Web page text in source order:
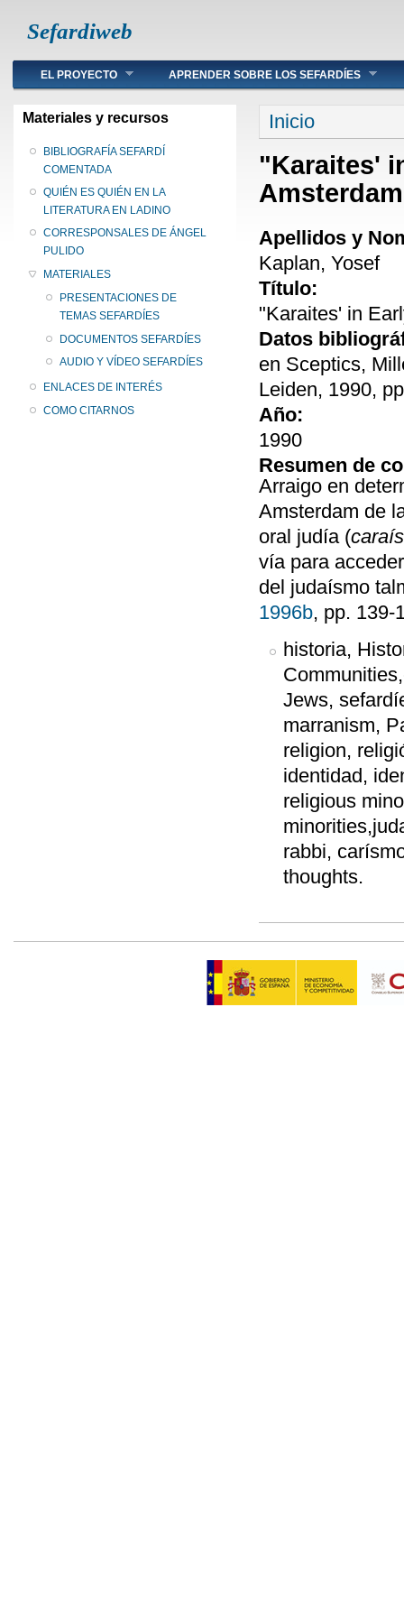
Sefardiweb
Main menu
EL PROYECTO APRENDER SOBRE LOS SEFARDÍES
Materiales y recursos
BIBLIOGRAFÍA SEFARDÍ
COMENTADA
QUIÉN ES QUIÉN EN LA
LITERATURA EN LADINO
CORRESPONSALES DE ÁNGEL
PULIDO
MATERIALES
PRESENTACIONES DE
TEMAS SEFARDÍES
DOCUMENTOS SEFARDÍES
AUDIO Y VÍDEO SEFARDÍES
ENLACES DE INTERÉS
COMO CITARNOS
Se encuentra
Inicio
"Karaites'
Apellidos y
Kaplan, Yosef
Título:
"Karaites' in
Datos
en Sceptics,
Leiden, 1990,
Año:
1990
Resumen de
Arraigo en
Amsterdam de
oral judía (
vía para
del judaísmo
1996b, pp. 139-
historia,
Jews,
marranism,
religion,
identidad,
religious
rabbi,
thoughts.